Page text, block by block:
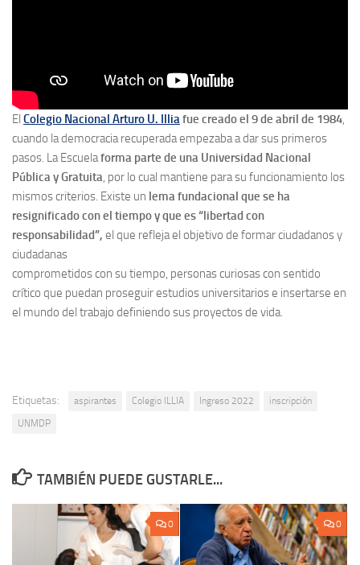
El Colegio Nacional Arturo U. Illiafue creado el 9 de abril de 1984,
cuando la democracia recuperada empezaba a dar sus primeros
pasos. La Escuelaforma parte de una Universidad Nacional
Pública y Gratuita, por lo cual mantiene para su funcionamiento los
mismos criterios. Existe un lema fundacional que se ha
resignificado con el tiempo y que es “libertad con
responsabilidad”, el que refleja el objetivo de formar ciudadanos y
ciudadanas
comprometidos con su tiempo, personas curiosas con sentido
crítico que puedan proseguir estudios universitarios e insertarse en
el mundo del trabajo definiendo sus proyectos de vida.
Etiquetas: aspirantes Colegio ILLIA Ingreso 2022
inscripción
UNMDP
TAMBIÉN PUEDE GUSTARLE...
0 0